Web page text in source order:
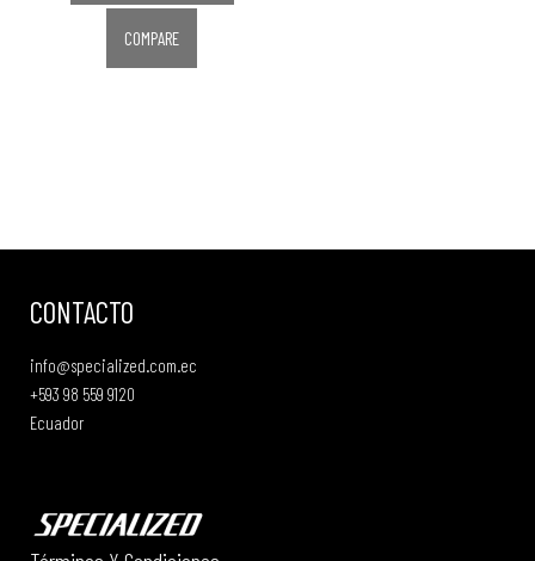
COMPARE
CONTACTO
info@specialized.com.ec
+593 98 559 9120
Ecuador